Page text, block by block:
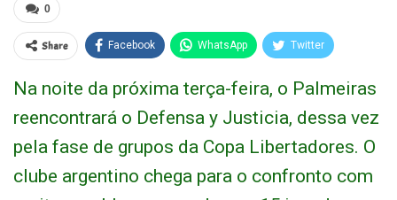
0
Share Facebook WhatsApp Twitter
Na noite da próxima terça-feira, o Palmeiras
reencontrará o Defensa y Justicia, dessa vez
pela fase de grupos da Copa Libertadores. O
clube argentino chega para o confronto com